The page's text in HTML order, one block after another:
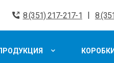
8 (351) 217-217-1 | 8
КОРОБКИ